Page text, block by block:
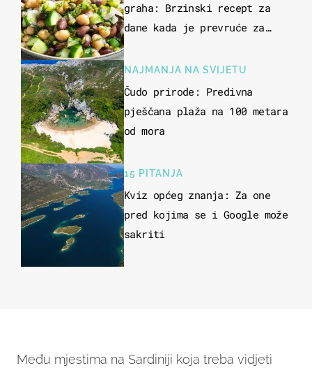
graha: Brzinski recept za
dane kada je prevruće za
NAJMANJA NA SVIJETU
Čudo prirode: Predivna
pješčana plaža na 100 metara
od mora
15 PITANJA
Kviz općeg znanja: Za one
pred kojima se i Google može
sakriti
Među mjestima na Sardiniji koja treba vidjeti